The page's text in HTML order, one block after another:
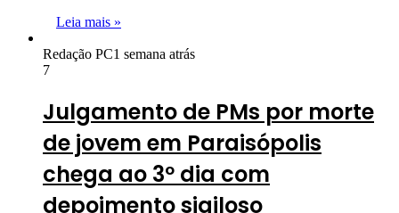
Leia mais »
Redação PC1 semana atrás
7
Julgamento de PMs por morte
de jovem em Paraisópolis
chega ao 3º dia com
depoimento sigiloso